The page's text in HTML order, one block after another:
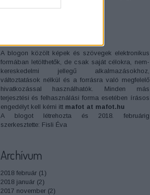
A blogon közölt képek és szövegek elektronikus
formában letölthetők, de c sak saját célokra, nem-
kereskedelmi jellegű alkalmazásokhoz,
változtatások nélkül és a forrásra való megfelelő
hivatkozással használhatók. Minden más
terjesztési és felhasználási forma esetében írásos
engedélyt kell kérni itt mafot at mafot.hu
A blogot létrehozta és 2018. februárig
szerkesztette: Fisli Éva
Archívum
2018 február (1)
2018 január (2)
2017 november (2)